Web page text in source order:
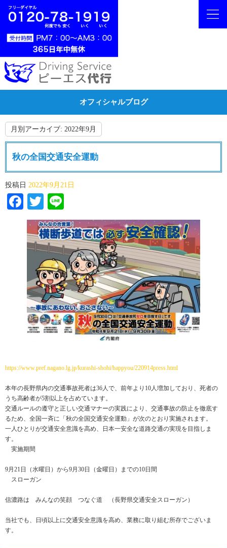
オフィシャルブログ
月別アーカイブ: 2022年9月
秋の全国交通安全運動
投稿日 2022年9月21日
Facebook
Twitter
https://www.pref.nagano.lg.jp/kurashi-shohi/happyou/220914press.html
本年の長野県内の交通事故死者は36人で、前年より10人増加しており、死者の
うち高齢者が5割以上を占めています。
交通ルールの遵守と正しい交通マナーの実践により、交通事故の防止を徹底す
るため、全国一斉に「秋の全国交通安全運動」が次のとおり実施されます。
一人ひとりが交通安全意識を高め、日本一安全な道路交通の実現を目指しま
す。
実施期間
9月21日（水曜日）から9月30日（金曜日）までの10日間
スローガン
信濃路は みんなの笑顔 つなぐ道 （長野県交通安全スローガン）
当社でも、日頃以上に交通安全意識を高め、業務に取り組む所存でございま
す。